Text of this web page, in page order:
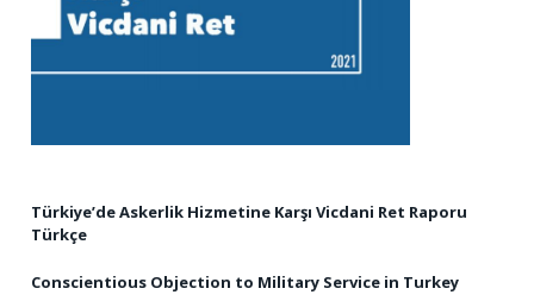
Türkiye’de Askerlik Hizmetine Karşı Vicdani Ret Raporu
Türkçe
Conscientious Objection to Military Service in Turkey